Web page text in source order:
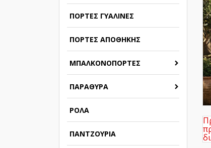
ΠΌΡΤΕΣ ΓΥΆΛΙΝΕΣ
ΠΌΡΤΕΣ ΑΠΟΘΉΚΗΣ
ΜΠΑΛΚΟΝΌΠΟΡΤΕΣ
ΠΑΡΆΘΥΡΑ
ΡΟΛΆ
ΠΑΝΤΖΟΎΡΙΑ